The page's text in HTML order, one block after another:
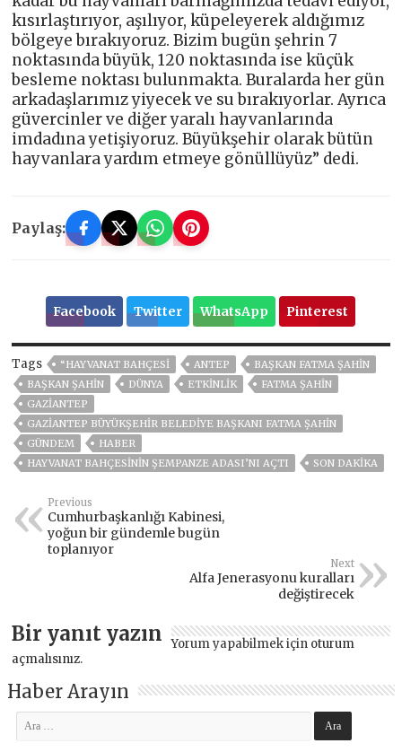
kısırlaştırıyor, aşılıyor, küpeleyerek aldığımız
bölgeye bırakıyoruz. Bizim bugün şehrin 7
noktasında büyük, 120 noktasında ise küçük
besleme noktası bulunmakta. Buralarda her gün
arkadaşlarımız yiyecek ve su bırakıyorlar. Ayrıca
güvercinler ve diğer yaralı hayvanlarında
imdadına yetişiyoruz. Büyükşehir olarak bütün
hayvanlara yardım etmeye gönüllüyüz” dedi.
Paylaş:
Facebook Twitter WhatsApp Pinterest
Tags “HAYVANAT BAHÇESI ANTEP
BAŞKAN FATMA ŞAHİN
BAŞKAN ŞAHİN
DÜNYA ETKINLIK
FATMA ŞAHİN
GAZIANTEP
GAZIANTEP BÜYÜKŞEHIR BELEDIYE BAŞKANI FATMA ŞAHIN
GÜNDEM
HABER
HAYVANAT BAHÇESİNİN ŞEMPANZE ADASI’NI AÇTI
SON DAKIKA
Previous
Cumhurbaşkanlığı Kabinesi,
yoğun bir gündemle bugün
toplanıyor
Next
Alfa Jenerasyonu kuralları
değiştirecek
Bir yanıt yazın Yorum yapabilmek için oturum
açmalısınız.
Haber Arayın